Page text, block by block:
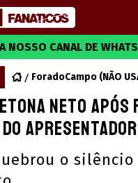
NOSSO CANAL DE
ForadoCampo (NÃO
Neto
apresentador:
o